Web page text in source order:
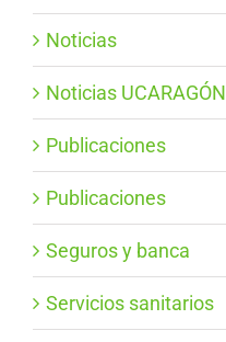
Noticias
Noticias UCARAGÓN
Publicaciones
Publicaciones
Seguros y banca
Servicios sanitarios